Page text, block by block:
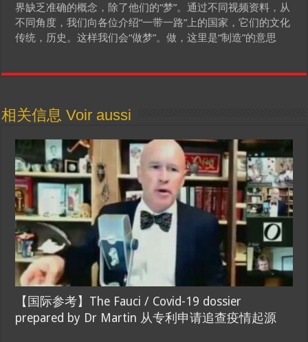
界缺乏准确的概念，除了他们的“梦”。通过不同视频资料，从
不同角度，我们向各位介绍“一带一路”上的国家，它们的文化
传统，历史。这样我们会“做梦”。做，这里是“制造”的意思
相关信息 Voir aussi
【国际参考】The Fauci / Covid-19 dossier
prepared by Dr Martin 从专利申请追查疫情起源